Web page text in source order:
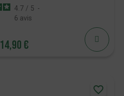
4.7 / 5 -
6 avis
14,90 €
favorite_border